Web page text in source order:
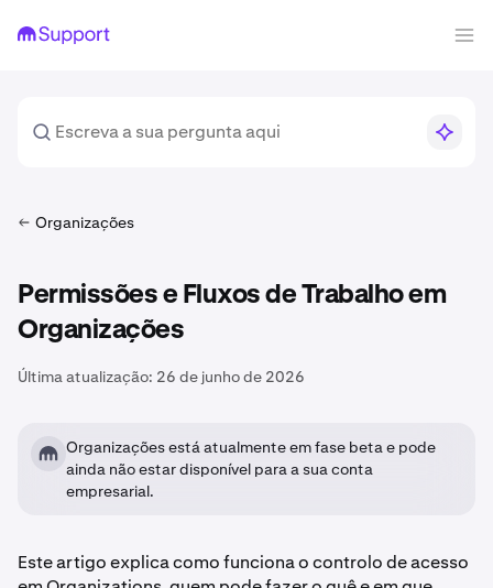
Organizações
Permissões e Fluxos de Trabalho em
Organizações
Última atualização: 26 de junho de 2026
Organizações está atualmente em fase beta e pode
ainda não estar disponível para a sua conta
empresarial.
Este artigo explica como funciona o controlo de acesso